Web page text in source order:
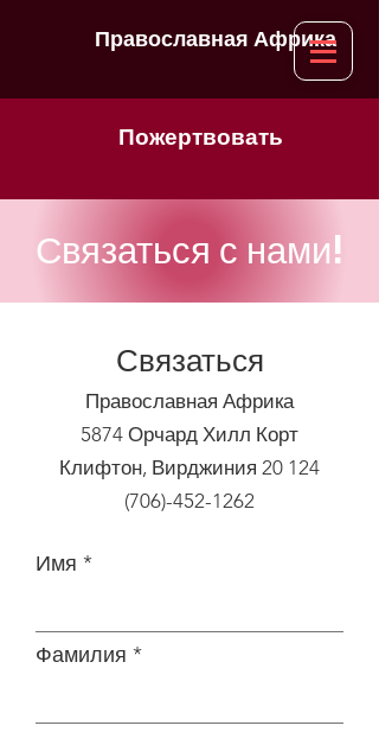
Православная Африка
Пожертвовать
Связаться с нами!
Связаться
Православная Африка
5874 Орчард Хилл Корт
Клифтон, Вирджиния 20 124
(706)-452-1262
Имя
Фамилия